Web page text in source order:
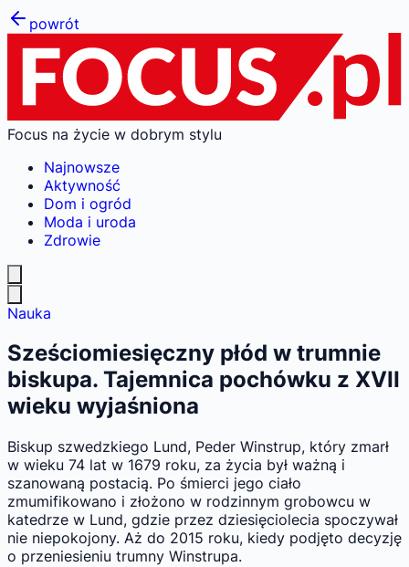
powrót
Focus na życie w dobrym stylu
Najnowsze
Aktywność
Dom i ogród
Moda i uroda
Zdrowie
Nauka
Sześciomiesięczny płód w trumnie
biskupa. Tajemnica pochówku z XVII
wieku wyjaśniona
Biskup szwedzkiego Lund, Peder Winstrup, który zmarł
w wieku 74 lat w 1679 roku, za życia był ważną i
szanowaną postacią. Po śmierci jego ciało
zmumifikowano i złożono w rodzinnym grobowcu w
katedrze w Lund, gdzie przez dziesięciolecia spoczywał
nie niepokojony. Aż do 2015 roku, kiedy podjęto decyzję
o przeniesieniu trumny Winstrupa.